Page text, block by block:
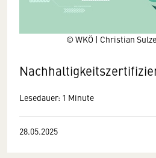
© WKÖ | Christian
Lesedauer: 1 Minute
28.05.2025